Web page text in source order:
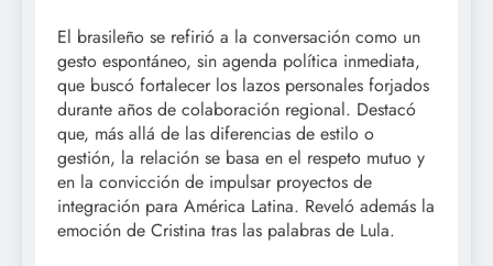
El brasileño se refirió a la conversación como un
gesto espontáneo, sin agenda política inmediata,
que buscó fortalecer los lazos personales forjados
durante años de colaboración regional. Destacó
que, más allá de las diferencias de estilo o
gestión, la relación se basa en el respeto mutuo y
en la convicción de impulsar proyectos de
integración para América Latina. Reveló además la
emoción de Cristina tras las palabras de Lula.